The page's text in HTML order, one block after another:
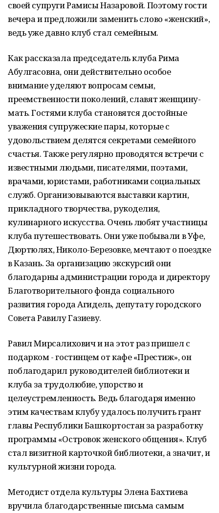
своей супруги Рамисы Назаровой. Поэтому гости
вечера и предложили заменить слово «женский»,
ведь уже давно клуб стал семейным.
Как рассказала председатель клуба Рима
Абулгасовна, они действительно особое
внимание уделяют вопросам семьи,
преемственности поколений, славят женщину-
мать. Гостями клуба становятся достойные
уважения супружеские пары, которые с
удовольствием делятся секретами семейного
счастья. Также регулярно проводятся встречи с
известными людьми, писателями, поэтами,
врачами, юристами, работниками социальных
служб. Организовываются выставки картин,
прикладного творчества, рукоделия,
кулинарного искусства. Очень любят участницы
клуба путешествовать. Они уже побывали в Уфе,
Дюртюлях, Николо-Березовке, мечтают о поездке
в Казань. За организацию экскурсий они
благодарны администрации города и директору
Благотворительного фонда социального
развития города Агидель, депутату городского
Совета Равилу Газиеву.
Равил Мирсалихович и на этот раз пришел с
подарком - гостинцем от кафе «Престиж», он
поблагодарил руководителей библиотеки и
клуба за трудолюбие, упорство и
целеустремленность. Ведь благодаря именно
этим качествам клубу удалось получить грант
главы Республики Башкортостан за разработку
программы «Островок женского общения». Клуб
стал визитной карточкой библиотеки, а значит, и
культурной жизни города.
Методист отдела культуры Элена Бахтиева
вручила благодарственные письма самым